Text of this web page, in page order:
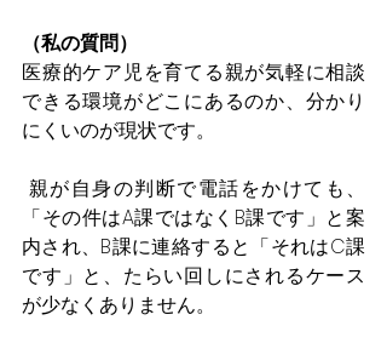
（私の質問）
医療的ケア児を育てる親が気軽に相談
できる環境がどこにあるのか、分かり
にくいのが現状です。
親が自身の判断で電話をかけても、
「その件はA課ではなくB課です」と案
内され、B課に連絡すると「それはC課
です」と、たらい回しにされるケース
が少なくありません。